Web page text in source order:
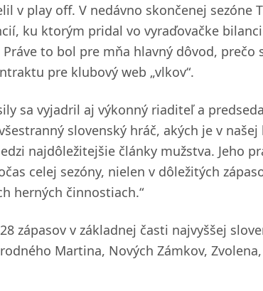
v play off. V nedávno skončenej sezóne
ku ktorým pridal vo vyraďovačke
to bol pre mňa hlavný dôvod, prečo
pre klubový web „vlkov“.
sa vyjadril aj výkonný riaditeľ a
slovenský hráč, akých je v
najdôležitejšie články mužstva. Jeho
celej sezóny, nielen v dôležitých
herných činnostiach.“
zápasov v základnej časti najvyššej
Martina, Nových Zámkov,